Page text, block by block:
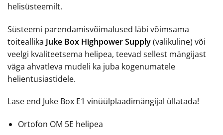
helisüsteemilt.
Süsteemi parendamisvõimalused läbi võimsama
toiteallika Juke Box Highpower Supply(valikuline) või
veelgi kvaliteetsema helipea, teevad sellest mängijast
väga ahvatleva mudeli ka juba kogenumatele
helientusiastidele.
Lase end Juke Box E1 vinüülplaadimängijal üllatada!
Ortofon OM 5E helipea